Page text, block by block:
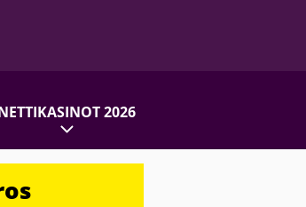
2026